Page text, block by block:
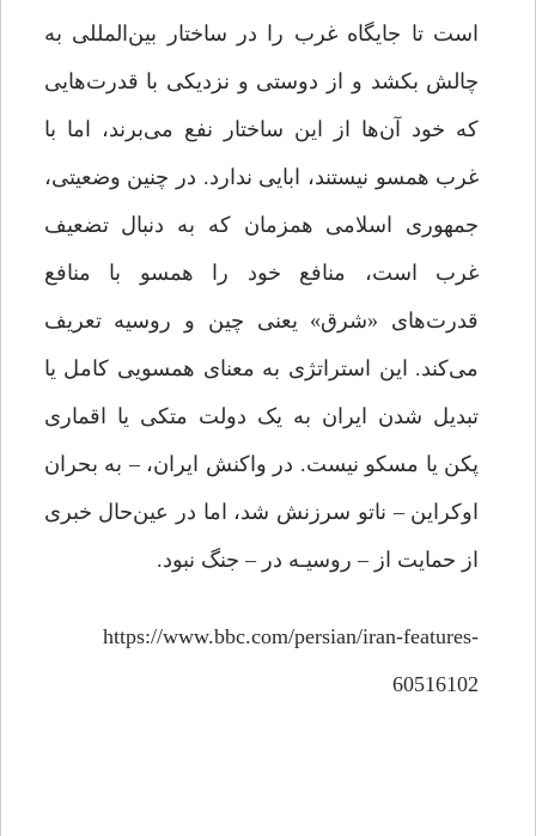
است تا جایگاه غرب را در ساختار بین‌المللی به
چالش بکشد و از دوستی و نزدیکی با قدرت‌هایی
که خود آن‌ها از این ساختار نفع می‌برند، اما با
غرب همسو نیستند، ابایی ندارد. در چنین وضعیتی،
جمهوری اسلامی همزمان که به دنبال تضعیف
غرب است، منافع خود را همسو با منافع
قدرت‌های «شرق» یعنی چین و روسیه تعریف
می‌کند. این استراتژی به معنای همسویی کامل یا
تبدیل شدن ایران به یک دولت متکی یا اقماری
پکن یا مسکو نیست. در واکنش ایران، – به بحران
اوکراین – ناتو سرزنش شد، اما در عین‌حال خبری
از حمایت از – روسیـه در – جنگ نبود.
https://www.bbc.com/persian/iran-features-
60516102